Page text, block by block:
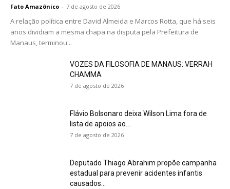
Fato Amazônico - 7 de agosto de 2026
A relação política entre David Almeida e Marcos Rotta, que há seis
anos dividiam a mesma chapa na disputa pela Prefeitura de
Manaus, terminou...
VOZES DA FILOSOFIA DE MANAUS: VERRAH
CHAMMA
7 de agosto de 2026
Flávio Bolsonaro deixa Wilson Lima fora de
lista de apoios ao...
7 de agosto de 2026
Deputado Thiago Abrahim propõe campanha
estadual para prevenir acidentes infantis
causados...